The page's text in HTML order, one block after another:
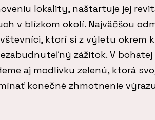
lokality, naštartuje jej
v blízkom okolí. Najväčšou
ktorí si z výletu okrem
zážitok. V
aj modlivku zelenú, ktorá
konečné zhmotnenie